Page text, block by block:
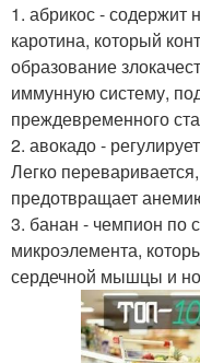
1. абрикос - содержит
каротина, который
образование
иммунную систему,
преждевременного
2. авокадо -
Легко
предотвращает
3. банан - чемпион по
микроэлемента,
сердечной мышцы и